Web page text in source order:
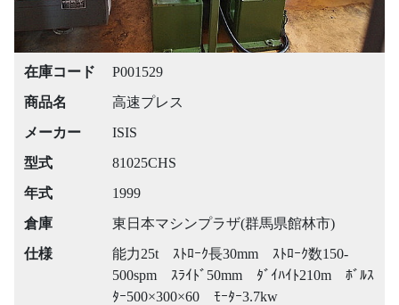
在庫コード
P001529
商品名
高速プレス
メーカー
ISIS
型式
81025CHS
年式
1999
倉庫
東日本マシンプラザ(群馬県館林市)
仕様
能力25t ｽﾄﾛｰｸ長30mm ｽﾄﾛｰｸ数150-
500spm ｽﾗｲﾄﾞ50mm ﾀﾞｲﾊｲﾄ210m ﾎﾞﾙｽ
ﾀｰ500×300×60 ﾓｰﾀｰ3.7kw